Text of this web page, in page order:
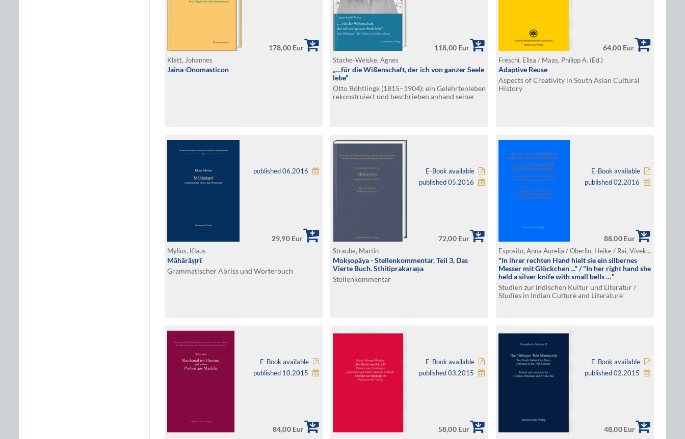
178,00 Eur
Klatt, Johannes
Jaina-Onomasticon
118,00 Eur
Stache-Weiske, Agnes
„…für die Wißenschaft, der ich von ganzer Seele
lebe“
Otto Böhtlingk (1815–1904): ein Gelehrtenleben
rekonstruiert und beschrieben anhand seiner
64,00 Eur
Freschi, Elisa / Maas, Philipp A. (Ed.)
Adaptive Reuse
Aspects of Creativity in South Asian Cultural
History
published 06.2016
29,90 Eur
Mylius, Klaus
Māhārāṣṭrī
Grammatischer Abriss und Wörterbuch
E-Book available
published 05.2016
72,00 Eur
Straube, Martin
Mokṣopāya - Stellenkommentar, Teil 3, Das
Vierte Buch. Sthitiprakaraṇa
Stellenkommentar
E-Book available
published 02.2016
88,00 Eur
Esposito, Anna Aurelia / Oberlin, Heike / Rai, Viveka / Steiner, Karin Juliana (Ed.)
"In ihrer rechten Hand hielt sie ein silbernes
Messer mit Glöckchen ..." / "In her right hand she
held a silver knife with small bells …"
Studien zur indischen Kultur und Literatur /
Studies in Indian Culture and Literature
E-Book available
published 10.2015
84,00 Eur
E-Book available
published 03.2015
58,00 Eur
E-Book available
published 02.2015
48,00 Eur